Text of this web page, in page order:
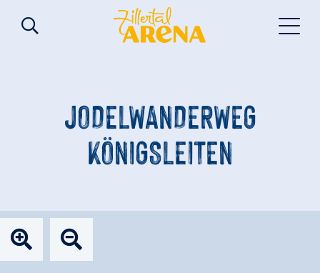
JODELWANDERWEG
KÖNIGSLEITEN